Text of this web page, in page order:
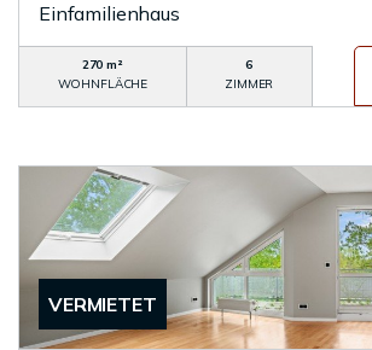
Einfamilienhaus
270 m²
WOHNFLÄCHE
6
ZIMMER
VERMIETET